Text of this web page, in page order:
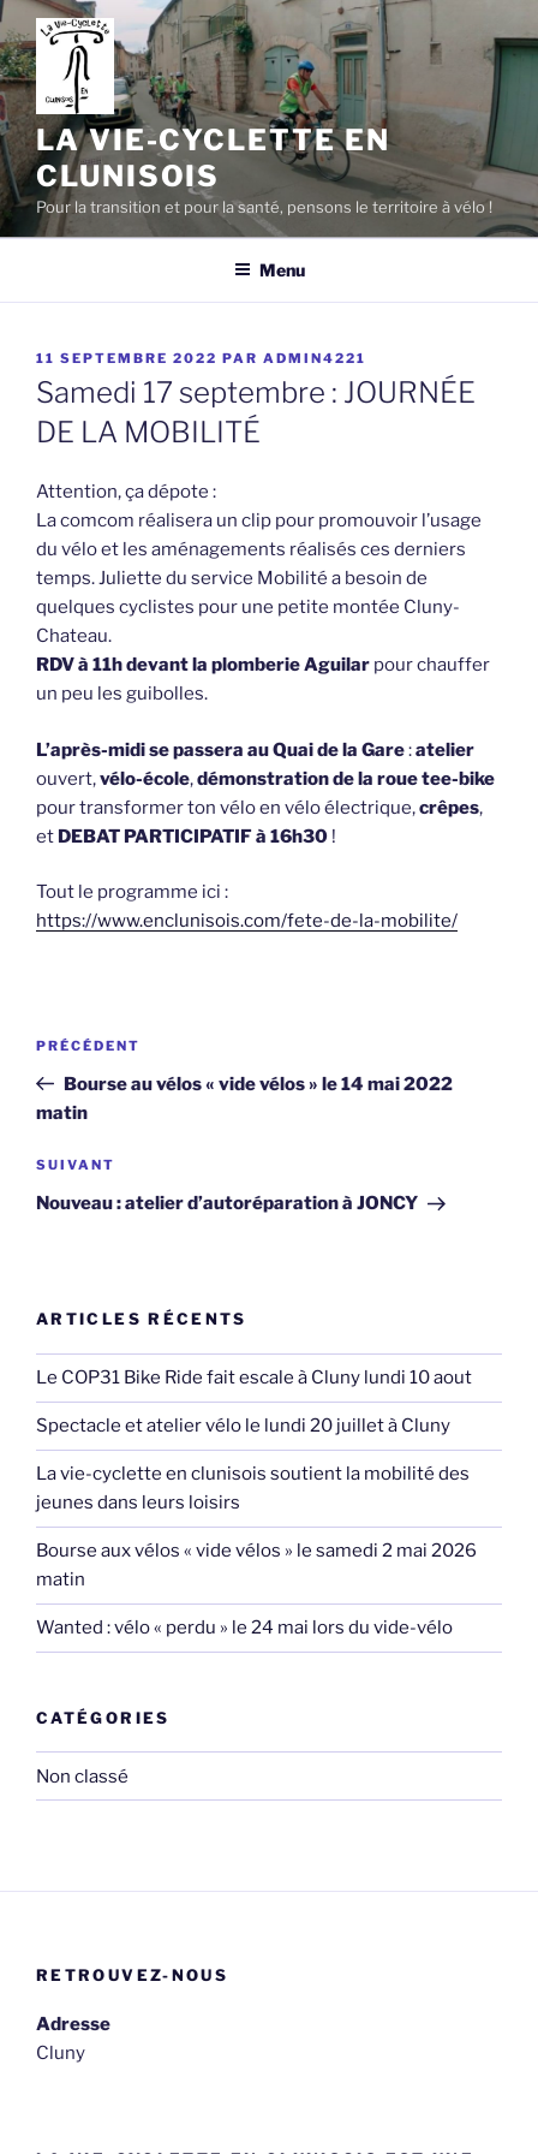
Aller
au
contenu
principal
LA VIE-CYCLETTE EN
CLUNISOIS
Pour la transition et pour la santé, pensons le territoire à vélo !
Menu
PUBLIÉ
LE
11 SEPTEMBRE 2022 PAR ADMIN4221
Samedi 17 septembre : JOURNÉE
DE LA MOBILITÉ
Attention, ça dépote :
La comcom réalisera un clip pour promouvoir l’usage
du vélo et les aménagements réalisés ces derniers
temps. Juliette du service Mobilité a besoin de
quelques cyclistes pour une petite montée Cluny-
Chateau.
RDV à 11h devant la plomberie Aguilar pour chauffer
un peu les guibolles.
L’après-midi se passera au Quai de la Gare:atelier
ouvert,vélo-école,démonstration de la roue tee-bike
pour transformer ton vélo en vélo électrique,crêpes,
et DEBAT PARTICIPATIF à 16h30 !
Tout le programme ici :
https://www.enclunisois.com/fete-de-la-mobilite/
Navigation
l’article
Article
précédent
PRÉCÉDENT
Bourse au vélos « vide vélos » le 14 mai 2022
matin
Article
suivant
SUIVANT
Nouveau : atelier d’autoréparation à JONCY
ARTICLES RÉCENTS
Le COP31 Bike Ride fait escale à Cluny lundi 10 aout
Spectacle et atelier vélo le lundi 20 juillet à Cluny
La vie-cyclette en clunisois soutient la mobilité des
jeunes dans leurs loisirs
Bourse aux vélos « vide vélos » le samedi 2 mai 2026
matin
Wanted : vélo « perdu » le 24 mai lors du vide-vélo
CATÉGORIES
Non classé
RETROUVEZ-NOUS
Adresse
Cluny